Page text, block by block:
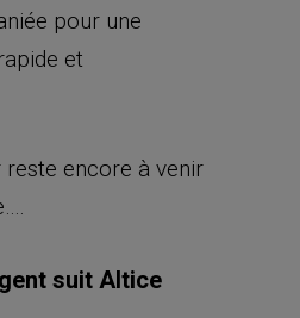
pour une
et
encore à venir
suit Altice